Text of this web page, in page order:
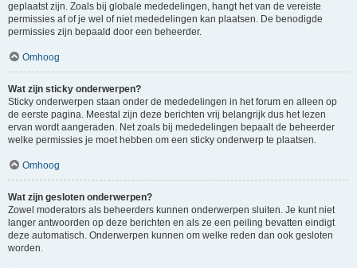
geplaatst zijn. Zoals bij globale mededelingen, hangt het van de vereiste
permissies af of je wel of niet mededelingen kan plaatsen. De benodigde
permissies zijn bepaald door een beheerder.
Omhoog
Wat zijn sticky onderwerpen?
Sticky onderwerpen staan onder de mededelingen in het forum en alleen op
de eerste pagina. Meestal zijn deze berichten vrij belangrijk dus het lezen
ervan wordt aangeraden. Net zoals bij mededelingen bepaalt de beheerder
welke permissies je moet hebben om een sticky onderwerp te plaatsen.
Omhoog
Wat zijn gesloten onderwerpen?
Zowel moderators als beheerders kunnen onderwerpen sluiten. Je kunt niet
langer antwoorden op deze berichten en als ze een peiling bevatten eindigt
deze automatisch. Onderwerpen kunnen om welke reden dan ook gesloten
worden.